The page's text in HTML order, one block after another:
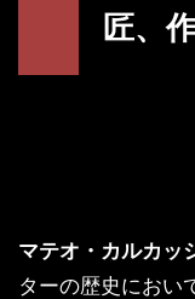
匠、
マテオ・カルカッ
ターの歴史におい